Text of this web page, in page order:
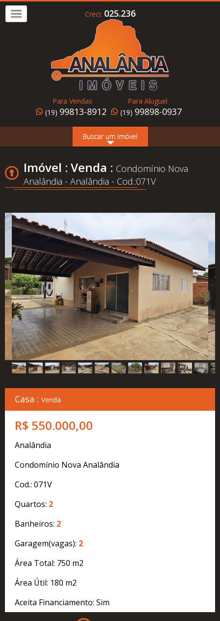
Alugar
Home
Somos
Conheça
Cadastre
seu
Imóvel
Simulador
Financeiro
Localização
Contato
Creci: 025.236
Para Vendas
(19) 99813-8912
Para Aluguel
(19) 99898-0937
Imóvel : Venda : Condomínio Nova
Analândia - Analândia - Cod.:071V
Casa : Venda
R$ 550.000,00
Analândia
Condomínio Nova Analândia
Cod.: 071V
Quartos: 2
Banheiros: 2
Garagem(vagas): 2
Área Total: 750 m2
Área Útil: 180 m2
Aceita Financiamento: Sim